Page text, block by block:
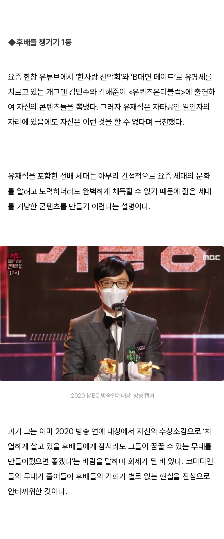
◆후배들 챙기기 1등
요즘 한창 유튜브에서 ‘한사랑 산악회’와 ‘B대면 데이트’로 유명세를
치르고 있는 개그맨 김민수와 김해준이 <유퀴즈온더블럭>에 출연하
여 자신의 콘텐츠들을 뽐냈다. 그러자 유재석은 자타공인 일인자의
자리에 있음에도 자신은 이런 것을 할 수 없다며 극찬했다.
유재석을 포함한 선배 세대는 아무리 간접적으로 요즘 세대의 문화
를 알려고 노력하더라도 완벽하게 체득할 수 없기 때문에 젊은 세대
를 겨냥한 콘텐츠를 만들기 어렵다는 설명이다.
'2020 MBC 방송연예대상' 방송 캡처
과거 그는 이미 2020 방송 연예 대상에서 자신의 수상소감으로 ‘치
열하게 살고 있을 후배들에게 잠시라도 그들이 꿈꿀 수 있는 무대를
만들어줬으면 좋겠다’는 바람을 말하며 화제가 된 바 있다. 코미디언
들의 무대가 줄어들어 후배들의 기회가 별로 없는 현실을 진심으로
안타까워한 것이다.